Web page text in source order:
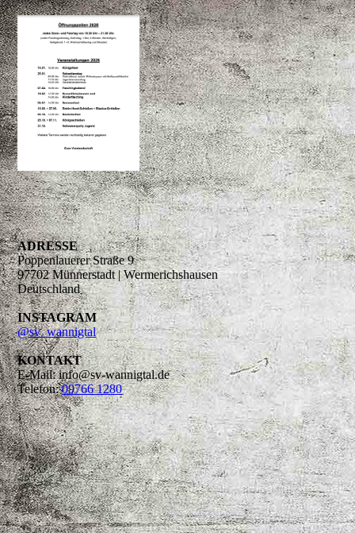
ADRESSE
Poppenlauerer Straße 9
97702 Münnerstadt | Wermerichshausen
Deutschland
INSTAGRAM
@sv_wannigtal
KONTAKT
E-Mail: info@sv-wannigtal.de
Telefon:09766 1280